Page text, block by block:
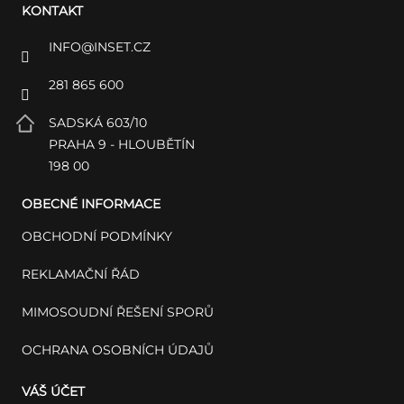
KONTAKT
INFO@INSET.CZ
281 865 600
SADSKÁ 603/10
PRAHA 9 - HLOUBĚTÍN
198 00
OBECNÉ INFORMACE
OBCHODNÍ PODMÍNKY
REKLAMAČNÍ ŘÁD
MIMOSOUDNÍ ŘEŠENÍ SPORŮ
OCHRANA OSOBNÍCH ÚDAJŮ
VÁŠ ÚČET